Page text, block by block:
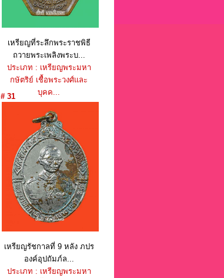
เหรียญที่ระลึกพระราชพิธี
ถวายพระเพลิงพระบ...
ประเภท : เหรียญพระมหา
กษัตริย์ เชื้อพระวงศ์และ
บุคค...
ราคา : 950 บาท
# 31
เหรียญรัชกาลที่ 9 หลัง ภปร
องค์อุปถัมภ์ล...
ประเภท : เหรียญพระมหา